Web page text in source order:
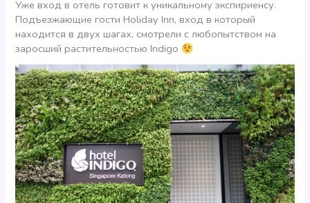
Уже вход в отель готовит к уникальному экспириенсу.
Подъезжающие гости Holiday Inn, вход в который
находится в двух шагах, смотрели с любопытством на
заросший растительностью Indigo